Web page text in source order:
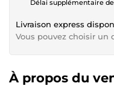
Délai supplémentaire de
Livraison express
Vous pouvez choisir
À propos du